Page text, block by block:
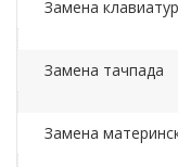
Замена
Замена тачпада
Замена